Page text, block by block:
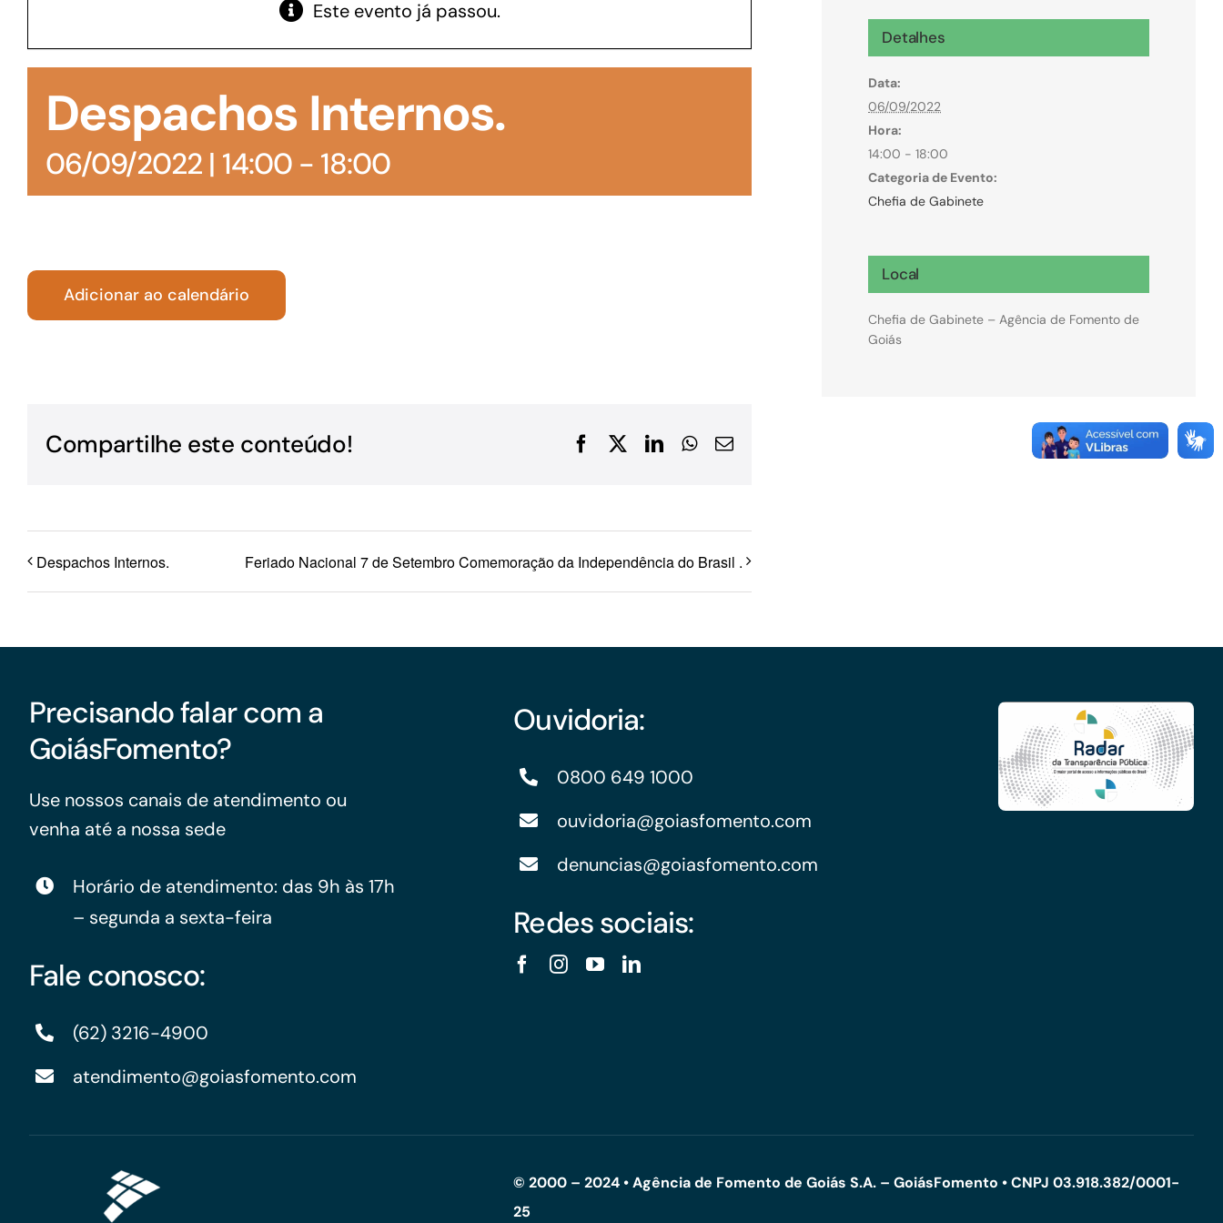
manutenção de estoques e despesas operacionais
Microcrédito
Para MEI, microempresas e pessoas físicas
(feirantes e transportes)
Para os negócios voltados aos serviços do setor de
turismo
Financiamentos com recursos do BNDES, Fungetur,
Conheça as demais linhas de crédito da
Este evento já passou.
Despachos Internos.
06/09/2022 | 14:00- 18:00
Adicionar ao calendário
Compartilhe este conteúdo! FacebookLinkedInWhatsApp
E-
Despachos Internos. Feriado Nacional 7 de Setembro Comemoração da Independência do Brasil .
Detalhes
Data:
06/09/2022
Hora:
14:00 - 18:00
Categoria de Evento:
Chefia de Gabinete
Local
Chefia de Gabinete – Agência de Fomento de
Goiás
Precisando falar com a
GoiásFomento?
Use nossos canais de atendimento ou
venha até a nossa sede
Horário de atendimento: das 9h às 17h
– segunda a sexta-feira
Fale conosco:
(62) 3216-4900
atendimento@goiasfomento.com
Ouvidoria:
0800 649 1000
ouvidoria@goiasfomento.com
denuncias@goiasfomento.com
Redes sociais:
© 2000 – 2024 • Agência de Fomento de Goiás S.A. – GoiásFomento • CNPJ 03.918.382/0001-
25